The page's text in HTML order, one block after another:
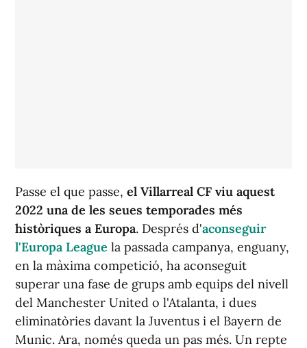
Passe el que passe, el Villarreal CF viu aquest
2022 una de les seues temporades més
històriques a Europa. Després d'aconseguir
l'Europa League la passada campanya, enguany,
en la màxima competició, ha aconseguit
superar una fase de grups amb equips del nivell
del Manchester United o l'Atalanta, i dues
eliminatòries davant la Juventus i el Bayern de
Munic. Ara, només queda un pas més. Un repte